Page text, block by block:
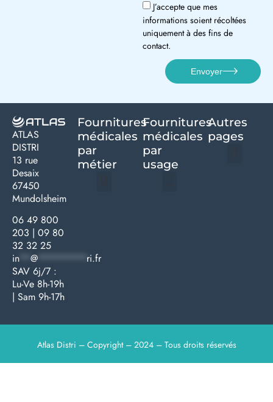
J’accepte que mes
informations soient récoltées
uniquement à des fins de
contact.
Envoyer
ATLAS
DISTRI
13 rue
Desaix
67450
Mundolsheim
06 49 800
203 | 09 80
32 32 25
in
@
ri.fr
SAV 6j/7 :
Lu-Ve 8h-19h
| Sam 9h-17h
Fournitures
médicales
par
métier
Fournitures
médicales
par
usage ​
Autres
pages
Atlas Distri – Copyright – 2024 – Tous droits réservés